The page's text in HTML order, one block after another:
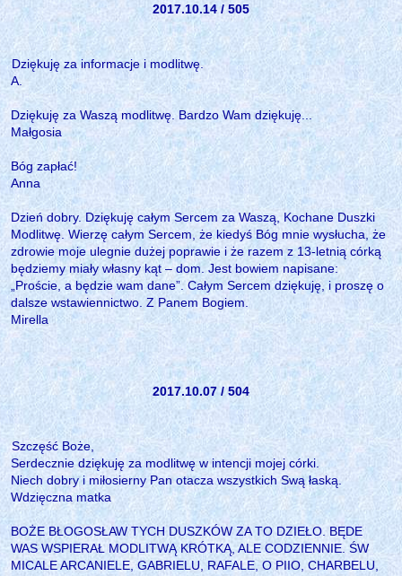
2017.10.14 / 505
Dziękuję za informacje i modlitwę.
A.
Dziękuję za Waszą modlitwę. Bardzo Wam dziękuję...
Małgosia
Bóg zapłać!
Anna
Dzień dobry. Dziękuję całym Sercem za Waszą, Kochane Duszki
Modlitwę. Wierzę całym Sercem, że kiedyś Bóg mnie wysłucha, że
zdrowie moje ulegnie dużej poprawie i że razem z 13-letnią córką
będziemy miały własny kąt – dom. Jest bowiem napisane:
„Proście, a będzie wam dane”. Całym Sercem dziękuję, i proszę o
dalsze wstawiennictwo. Z Panem Bogiem.
Mirella
2017.10.07 / 504
Szczęść Boże,
Serdecznie dziękuję za modlitwę w intencji mojej córki.
Niech dobry i miłosierny Pan otacza wszystkich Swą łaską.
Wdzięczna matka
BOŻE BŁOGOSŁAW TYCH DUSZKÓW ZA TO DZIEŁO. BĘDE
WAS WSPIERAŁ MODLITWĄ KRÓTKĄ, ALE CODZIENNIE. ŚW
MICALE ARCANIELE, GABRIELU, RAFALE, O PIIO, CHARBELU,